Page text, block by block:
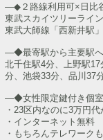
―◆２路線利用可×日
東武スカイツリーライ
東武大師線「西新井駅
―◆最寄駅から主要駅
北千住駅4分、上野駅
分、池袋33分、品川37
―◆女性限定鍵付き個
・23区内なのに3万円
・インターネット無料
・もちろんテレワーク